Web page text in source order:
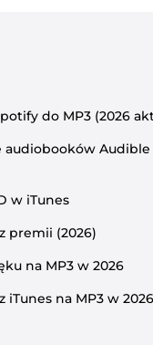
do MP3 (2026
audiobooków Audible
w iTunes
premii (2026)
na MP3 w 2026
na MP3 w